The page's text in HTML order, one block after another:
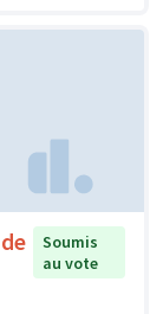
Soumis
au vote